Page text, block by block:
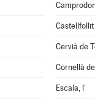
Camprodon
Castellfollit
Cervià de
Cornellà
Escala, l'